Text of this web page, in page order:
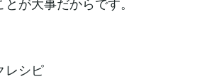
レシピ